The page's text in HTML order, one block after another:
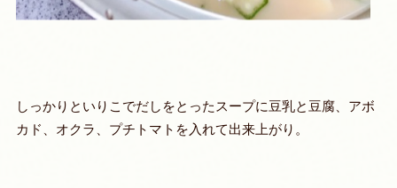
しっかりといりこでだしをとったスープに豆乳と豆腐、アボ
カド、オクラ、プチトマトを入れて出来上がり。